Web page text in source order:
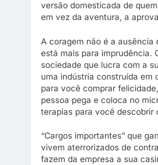
versão domesticada de
em vez da aventura, a
A coragem não é a ausência
está mais para imprudência.
sociedade que lucra com a
uma indústria construída em
para você comprar
pessoa pega e coloca no
terapias para você descobrir
“Cargos importantes” que
vivem aterrorizados de
fazem da empresa a sua